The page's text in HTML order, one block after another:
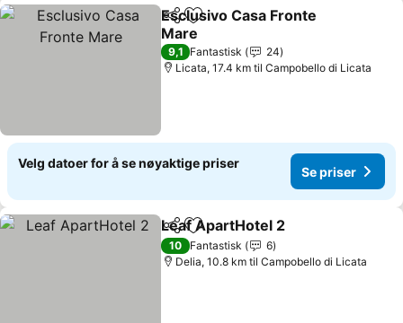
Del Legg til i favoritter
Esclusivo Casa Fronte
Mare
9,1 Fantastisk
24
Licata, 17.4 km til Campobello di Licata
Velg datoer for å se nøyaktige priser
Se priser
Del Legg til i favoritter
Leaf ApartHotel 2
10 Fantastisk
6
Delia, 10.8 km til Campobello di Licata